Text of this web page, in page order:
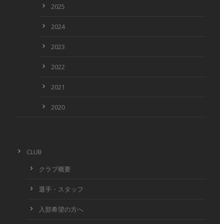
2025
2024
2023
2022
2021
2020
CLUB
クラブ概要
選手・スタッフ
入部希望の方へ